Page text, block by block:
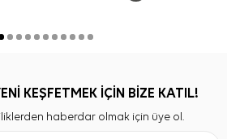
KEŞFETMEK İÇİN BİZE KATIL!
haberdar olmak için üye ol.